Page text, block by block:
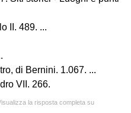
II. 489. ...
di Bernini. 1.067. ...
VII. 266.
la risposta completa su